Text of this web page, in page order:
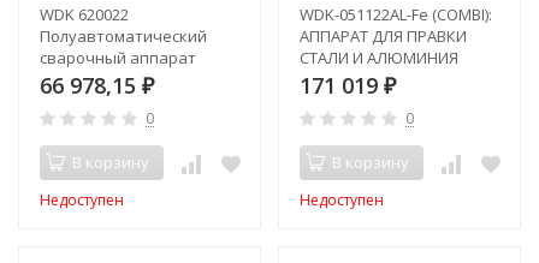
WDK 620022
Полуавтоматический
сварочный аппарат
66 978,15 ₽
0
В корзину
Недоступен
WDK-051122AL-Fe (COMBI):
АППАРАТ ДЛЯ ПРАВКИ
СТАЛИ И АЛЮМИНИЯ
171 019 ₽
0
В корзину
Недоступен